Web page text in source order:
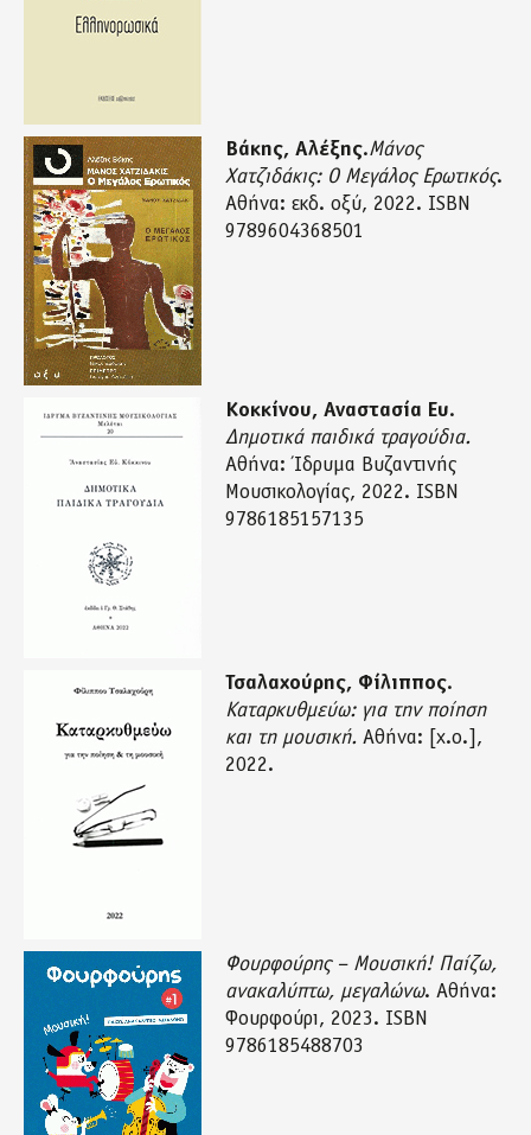
Βάκης, Αλέξης.Μάνος
Χατζιδάκις: Ο Μεγάλος Ερωτικός.
Αθήνα: εκδ. οξύ, 2022. ISΒN
9789604368501
Κοκκίνου, Αναστασία Ευ.
Δημοτικά παιδικά τραγούδια.
Αθήνα: Ίδρυμα Βυζαντινής
Μουσικολογίας, 2022. ΙSBN
9786185157135
Τσαλαχούρης, Φίλιππος.
Καταρκυθμεύω: για την ποίηση
και τη μουσική. Αθήνα: [χ.ο.],
2022.
Φουρφούρης – Μουσική! Παίζω,
ανακαλύπτω, μεγαλώνω. Αθήνα:
Φουρφούρι, 2023. ISBN
9786185488703